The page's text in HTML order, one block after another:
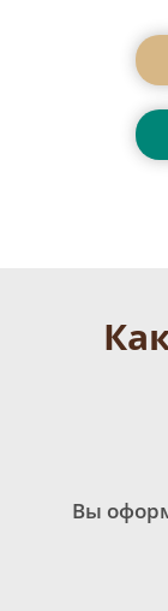
Вы